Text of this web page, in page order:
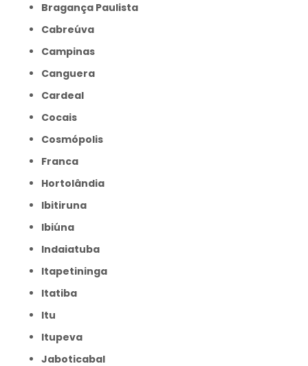
Bragança Paulista
Cabreúva
Campinas
Canguera
Cardeal
Cocais
Cosmópolis
Franca
Hortolândia
Ibitiruna
Ibiúna
Indaiatuba
Itapetininga
Itatiba
Itu
Itupeva
Jaboticabal